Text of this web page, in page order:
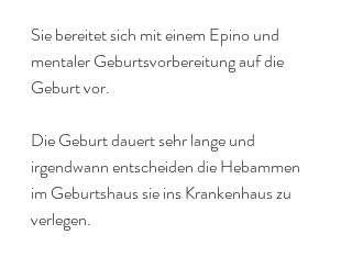
Sie bereitet sich mit einem Epino und
mentaler Geburtsvorbereitung auf die
Geburt vor.
Die Geburt dauert sehr lange und
irgendwann entscheiden die Hebammen
im Geburtshaus sie ins Krankenhaus zu
verlegen.